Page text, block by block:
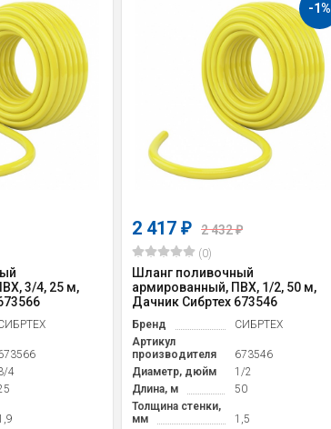
3/4, 25 м,
4
-1%
2 417 ₽ 2 432₽
(0)
Шланг поливочный
армированный, ПВХ, 1/2, 50 м,
Дачник Сибртех 673546
Бренд
СИБРТЕХ
Артикул
производителя
673546
Диаметр, дюйм
1/2
Длина, м
50
Толщина стенки,
мм
1,5